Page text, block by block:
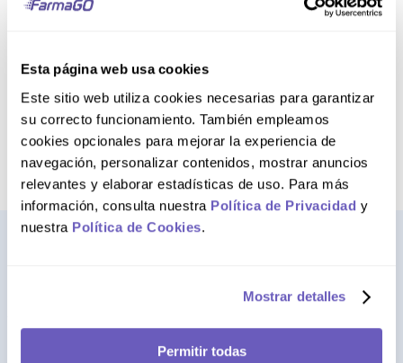
Esta página web usa cookies
Este sitio web utiliza cookies necesarias para garantizar
su correcto funcionamiento. También empleamos
cookies opcionales para mejorar la experiencia de
navegación, personalizar contenidos, mostrar anuncios
relevantes y elaborar estadísticas de uso. Para más
información, consulta nuestra Política de Privacidad y
nuestra Política de Cookies.
Mostrar detalles
Permitir todas
Recubiertas
S/80.30
AGREGAR AL CARRITO
Recubiertas
AGREGAR AL CARRITO